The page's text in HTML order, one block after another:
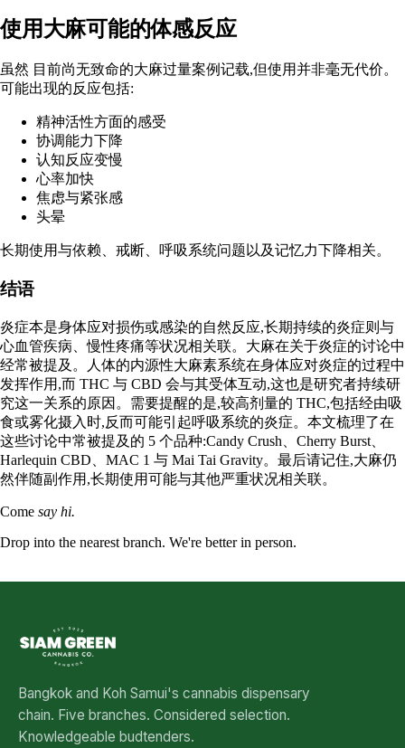
使用大麻可能的体感反应
虽然 目前尚无致命的大麻过量案例记载,但使用并非毫无代价。
可能出现的反应包括:
精神活性方面的感受
协调能力下降
认知反应变慢
心率加快
焦虑与紧张感
头晕
长期使用与依赖、戒断、呼吸系统问题以及记忆力下降相关。
结语
炎症本是身体应对损伤或感染的自然反应,长期持续的炎症则与
心血管疾病、慢性疼痛等状况相关联。大麻在关于炎症的讨论中
经常被提及。人体的内源性大麻素系统在身体应对炎症的过程中
发挥作用,而 THC 与 CBD 会与其受体互动,这也是研究者持续研
究这一关系的原因。需要提醒的是,较高剂量的 THC,包括经由吸
食或雾化摄入时,反而可能引起呼吸系统的炎症。本文梳理了在
这些讨论中常被提及的 5 个品种:Candy Crush、Cherry Burst、
Harlequin CBD、MAC 1 与 Mai Tai Gravity。最后请记住,大麻仍
然伴随副作用,长期使用可能与其他严重状况相关联。
Come say hi.
Drop into the nearest branch. We're better in person.
Bangkok and Koh Samui's cannabis dispensary
chain. Five branches. Considered selection.
Knowledgeable budtenders.